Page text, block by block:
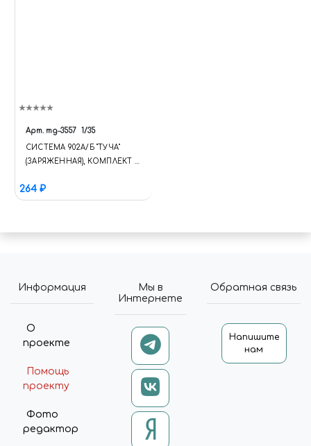
Арт. mg-3557 1/35
СИСТЕМА 902А/Б "ТУЧА"
(ЗАРЯЖЕННАЯ), КОМПЛЕКТ 6
264 ₽
Информация
О
проекте
Помощь
проекту
Фото
редактор
Мы в
Интернете
Обратная связь
Напишите
нам